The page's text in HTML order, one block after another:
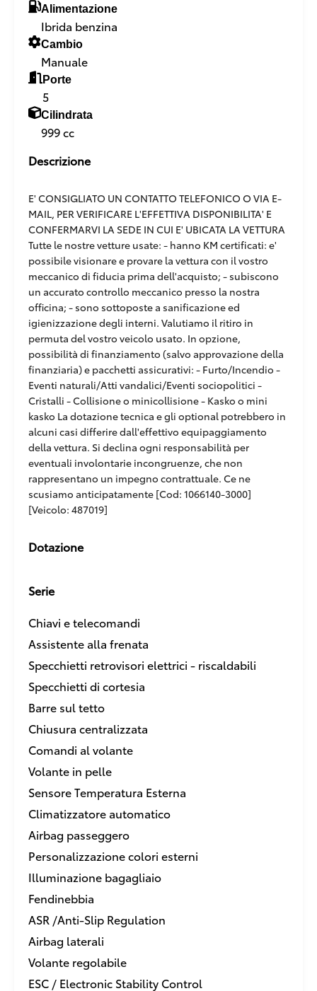
Alimentazione
Ibrida benzina
Cambio
Manuale
Porte
5
Cilindrata
999 cc
Descrizione
E' CONSIGLIATO UN CONTATTO TELEFONICO O VIA E-
MAIL, PER VERIFICARE L'EFFETTIVA DISPONIBILITA' E
CONFERMARVI LA SEDE IN CUI E' UBICATA LA VETTURA
Tutte le nostre vetture usate: - hanno KM certificati: e'
possibile visionare e provare la vettura con il vostro
meccanico di fiducia prima dell'acquisto; - subiscono
un accurato controllo meccanico presso la nostra
officina; - sono sottoposte a sanificazione ed
igienizzazione degli interni. Valutiamo il ritiro in
permuta del vostro veicolo usato. In opzione,
possibilità di finanziamento (salvo approvazione della
finanziaria) e pacchetti assicurativi: - Furto/Incendio -
Eventi naturali/Atti vandalici/Eventi sociopolitici -
Cristalli - Collisione o minicollisione - Kasko o mini
kasko La dotazione tecnica e gli optional potrebbero in
alcuni casi differire dall'effettivo equipaggiamento
della vettura. Si declina ogni responsabilità per
eventuali involontarie incongruenze, che non
rappresentano un impegno contrattuale. Ce ne
scusiamo anticipatamente [Cod: 1066140-3000]
[Veicolo: 487019]
Dotazione
Serie
Chiavi e telecomandi
Assistente alla frenata
Specchietti retrovisori elettrici - riscaldabili
Specchietti di cortesia
Barre sul tetto
Chiusura centralizzata
Comandi al volante
Volante in pelle
Sensore Temperatura Esterna
Climatizzatore automatico
Airbag passeggero
Personalizzazione colori esterni
Illuminazione bagagliaio
Fendinebbia
ASR /Anti-Slip Regulation
Airbag laterali
Volante regolabile
ESC / Electronic Stability Control